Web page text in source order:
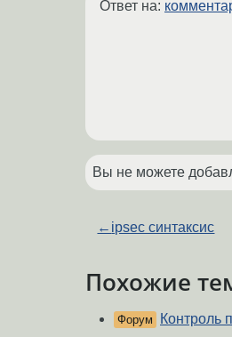
Ответ на:
Вы не можете
← ipsec синтаксис
Похожие
Форум Контроль